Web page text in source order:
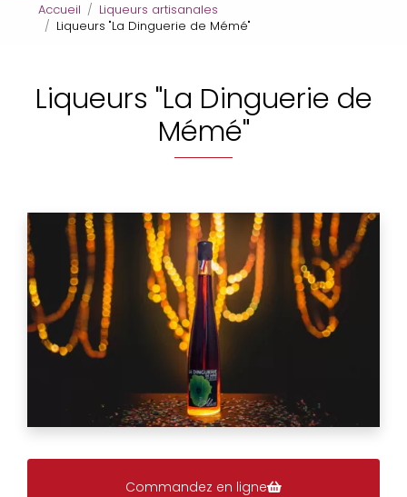
Accueil
Liqueurs artisanales
Liqueurs "La Dinguerie de Mémé"
Liqueurs "La Dinguerie de
Mémé"
Commandez en ligne